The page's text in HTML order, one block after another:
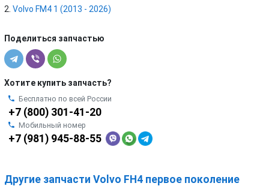
Volvo FM4 1 (2013 - 2026)
Поделиться запчастью
Хотите купить запчасть?
Бесплатно по всей России
+7 (800) 301-41-20
Мобильный номер
+7 (981) 945-88-55
Другие запчасти Volvo FH4 первое поколение